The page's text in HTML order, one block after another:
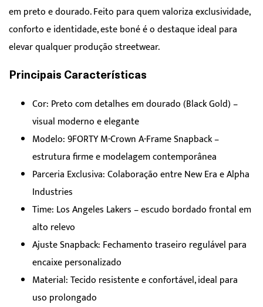
em preto e dourado. Feito para quem valoriza exclusividade,
conforto e identidade, este boné é o destaque ideal para
elevar qualquer produção streetwear.
Principais Características
Cor: Preto com detalhes em dourado (Black Gold) –
visual moderno e elegante
Modelo: 9FORTY M-Crown A-Frame Snapback –
estrutura firme e modelagem contemporânea
Parceria Exclusiva: Colaboração entre New Era e Alpha
Industries
Time: Los Angeles Lakers – escudo bordado frontal em
alto relevo
Ajuste Snapback: Fechamento traseiro regulável para
encaixe personalizado
Material: Tecido resistente e confortável, ideal para
uso prolongado